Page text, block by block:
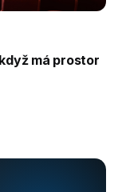
má prostor